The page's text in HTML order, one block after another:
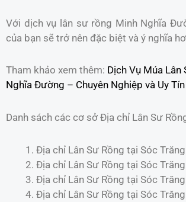
Với dịch vụ lân sư rồng Minh Nghĩa
của bạn sẽ trở nên đặc biệt và ý nghĩa
Tham khảo xem thêm: Dịch Vụ Múa Lân
Nghĩa Đường – Chuyên Nghiệp và Uy
Danh sách các cơ sở Địa chỉ Lân Sư
Địa chỉ Lân Sư Rồng tại Sóc
Địa chỉ Lân Sư Rồng tại Sóc
Địa chỉ Lân Sư Rồng tại Sóc
Địa chỉ Lân Sư Rồng tại Sóc